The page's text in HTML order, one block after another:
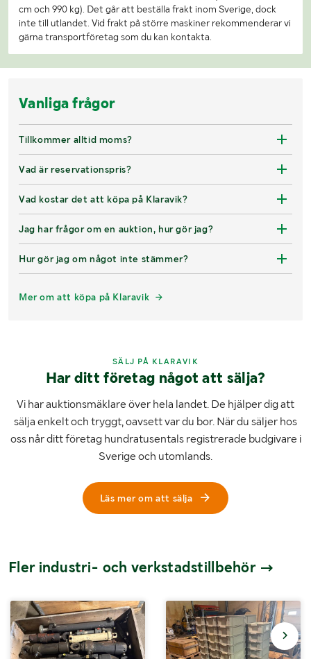
cm och 990 kg). Det går att beställa frakt inom Sverige, dock
inte till utlandet. Vid frakt på större maskiner rekommenderar vi
gärna transportföretag som du kan kontakta.
Vanliga frågor
Tillkommer alltid moms?
Vad är reservationspris?
Vad kostar det att köpa på Klaravik?
Jag har frågor om en auktion, hur gör jag?
Hur gör jag om något inte stämmer?
Mer om att köpa på Klaravik
SÄLJ PÅ KLARAVIK
Har ditt företag något att sälja?
Vi har auktionsmäklare över hela landet. De hjälper dig att
sälja enkelt och tryggt, oavsett var du bor. När du säljer hos
oss når ditt företag hundratusentals registrerade budgivare i
Sverige och utomlands.
Läs mer om att sälja
Fler industri- och verkstadstillbehör